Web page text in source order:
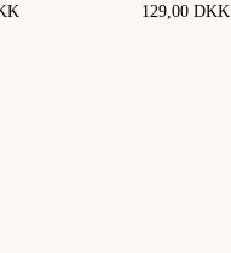
129,00 DKK